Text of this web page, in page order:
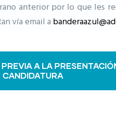
anterior por lo que les
vía email a
A LA
CANDIDATURA